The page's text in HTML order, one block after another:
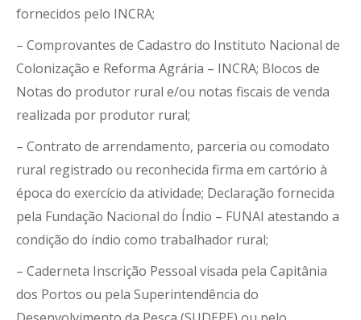
fornecidos pelo INCRA;
– Comprovantes de Cadastro do Instituto Nacional de
Colonização e Reforma Agrária – INCRA; Blocos de
Notas do produtor rural e/ou notas fiscais de venda
realizada por produtor rural;
– Contrato de arrendamento, parceria ou comodato
rural registrado ou reconhecida firma em cartório à
época do exercício da atividade; Declaração fornecida
pela Fundação Nacional do Índio – FUNAI atestando a
condição do índio como trabalhador rural;
– Caderneta Inscrição Pessoal visada pela Capitânia
dos Portos ou pela Superintendência do